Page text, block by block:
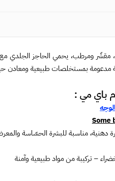
مقشّر ومرطب، يحمي الحاجز الجلدي
مدعومة بمستخلصات طبيعية ومعادن
باي مي :
دهنية، مناسبة للبشرة الحسّاسة